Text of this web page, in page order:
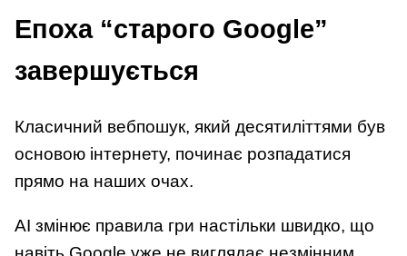
Епоха “старого Google”
завершується
Класичний вебпошук, який десятиліттями був
основою інтернету, починає розпадатися
прямо на наших очах.
AI змінює правила гри настільки швидко, що